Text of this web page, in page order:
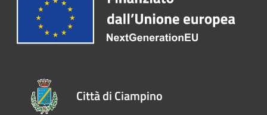
Città di Ciampino